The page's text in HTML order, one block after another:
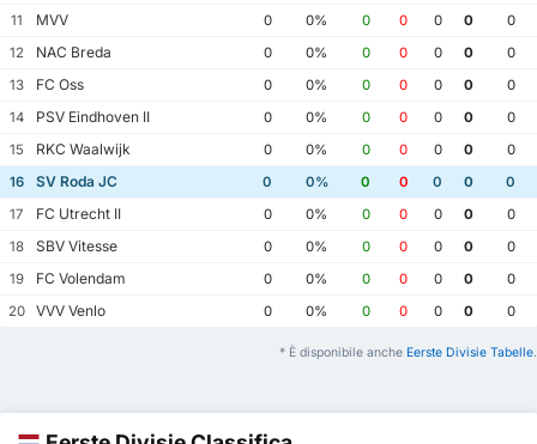
11
MVV 0 0% 0 0 0 0
0
12
NAC Breda 0 0% 0 0 0 0
0
13
FC Oss 0 0% 0 0 0 0
0
14
PSV Eindhoven II 0 0% 0 0 0 0
0
15
RKC Waalwijk 0 0% 0 0 0 0
0
16
SV Roda JC 0 0% 0 0 0 0
0
17
FC Utrecht II 0 0% 0 0 0 0
0
18
SBV Vitesse 0 0% 0 0 0 0
0
19
FC Volendam 0 0% 0 0 0 0
0
20
VVV Venlo 0 0% 0 0 0 0 0
* È disponibile anche Eerste Divisie Tabelle.